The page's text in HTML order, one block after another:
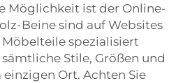
Möglichkeit ist der Online-
Beine sind auf Websites
spezialisiert
Stile, Größen und
Ort. Achten Sie